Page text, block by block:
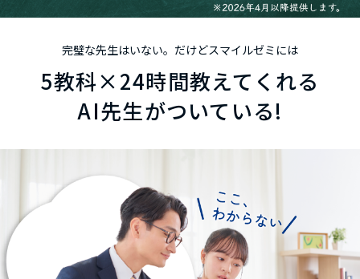
完璧な先生はいない。だけどスマイルゼミには
5教科×24時間教えてくれる
AI先生がついている!